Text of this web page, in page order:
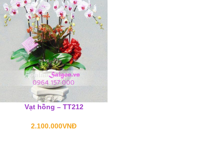
Vạt hồng – TT212
2.100.000VNĐ